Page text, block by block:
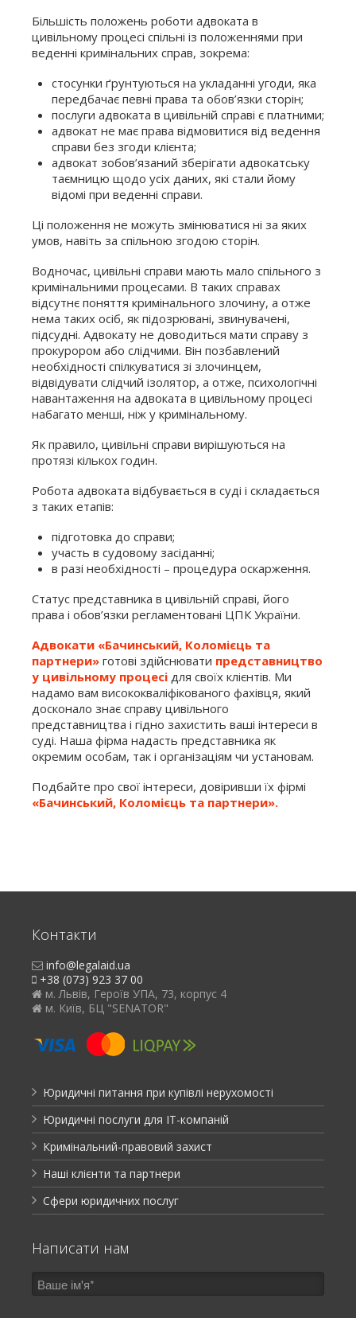
Більшість положень роботи адвоката в
цивільному процесі спільні із положеннями при
веденні кримінальних справ, зокрема:
стосунки ґрунтуються на укладанні угоди, яка
передбачає певні права та обов’язки сторін;
послуги адвоката в цивільній справі є платними;
адвокат не має права відмовитися від ведення
справи без згоди клієнта;
адвокат зобов’язаний зберігати адвокатську
таємницю щодо усіх даних, які стали йому
відомі при веденні справи.
Ці положення не можуть змінюватися ні за яких
умов, навіть за спільною згодою сторін.
Водночас, цивільні справи мають мало спільного з
кримінальними процесами. В таких справах
відсутнє поняття кримінального злочину, а отже
нема таких осіб, як підозрювані, звинувачені,
підсудні. Адвокату не доводиться мати справу з
прокурором або слідчими. Він позбавлений
необхідності спілкуватися зі злочинцем,
відвідувати слідчий ізолятор, а отже, психологічні
навантаження на адвоката в цивільному процесі
набагато менші, ніж у кримінальному.
Як правило, цивільні справи вирішуються на
протязі кількох годин.
Робота адвоката відбувається в суді і складається
з таких етапів:
підготовка до справи;
участь в судовому засіданні;
в разі необхідності – процедура оскарження.
Статус представника в цивільній справі, його
права і обов’язки регламентовані ЦПК України.
Адвокати «Бачинський, Коломієць та
партнери» готові здійснювати представництво
у цивільному процесі для своїх клієнтів. Ми
надамо вам висококваліфікованого фахівця, який
досконало знає справу цивільного
представництва і гідно захистить ваші інтереси в
суді. Наша фірма надасть представника як
окремим особам, так і організаціям чи установам.
Подбайте про свої інтереси, довіривши їх фірмі
«Бачинський, Коломієць та партнери».
Контакти
info@legalaid.ua
+38 (073) 923 37 00
м. Львів, Героїв УПА, 73, корпус 4
м. Київ, БЦ "SENATOR"
Юридичні питання при купівлі нерухомості
Юридичні послуги для ІТ-компаній
Кримінальний-правовий захист
Наші клієнти та партнери
Сфери юридичних послуг
Написати нам